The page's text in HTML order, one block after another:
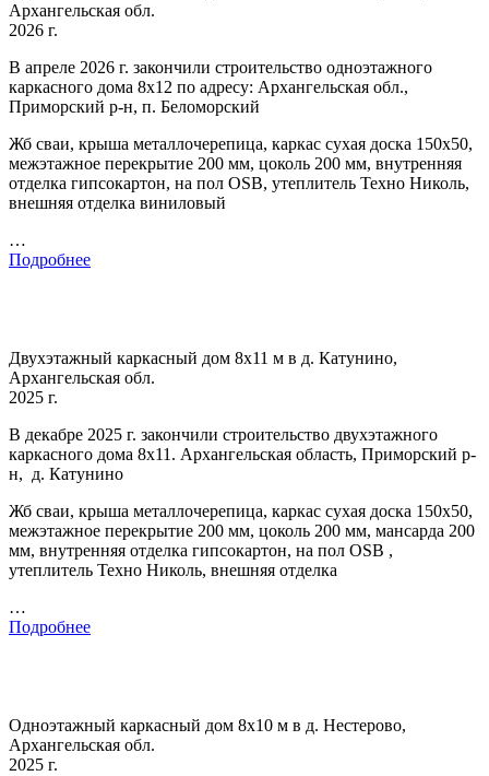
Архангельская обл.
2026 г.
В апреле 2026 г. закончили строительство одноэтажного
каркасного дома 8х12 по адресу: Архангельская обл.,
Приморский р-н, п. Беломорский
Жб сваи, крыша металлочерепица, каркас сухая доска 150х50,
межэтажное перекрытие 200 мм, цоколь 200 мм, внутренняя
отделка гипсокартон, на пол OSB, утеплитель Техно Николь,
внешняя отделка виниловый
…
Подробнее
Двухэтажный каркасный дом 8х11 м в д. Катунино,
Архангельская обл.
2025 г.
В декабре 2025 г. закончили строительство двухэтажного
каркасного дома 8х11. Архангельская область, Приморский р-
н, д. Катунино
Жб сваи, крыша металлочерепица, каркас сухая доска 150х50,
межэтажное перекрытие 200 мм, цоколь 200 мм, мансарда 200
мм, внутренняя отделка гипсокартон, на пол OSB ,
утеплитель Техно Николь, внешняя отделка
…
Подробнее
Одноэтажный каркасный дом 8х10 м в д. Нестерово,
Архангельская обл.
2025 г.